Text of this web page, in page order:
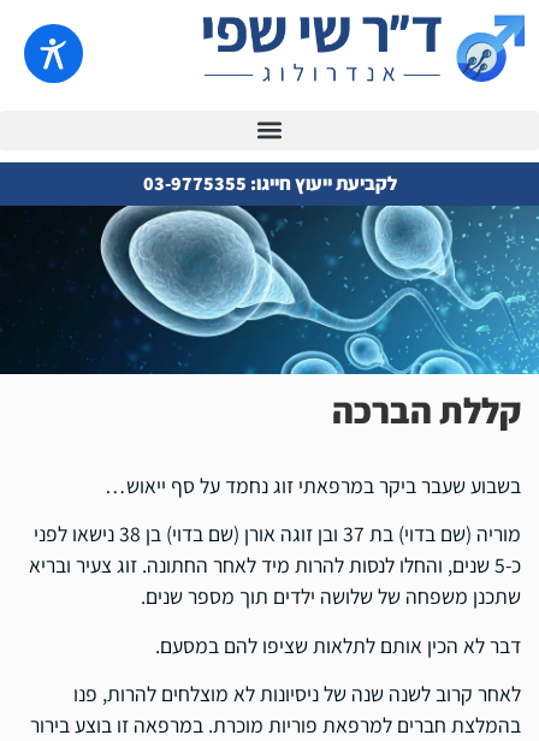
לקביעת ייעוץ חייגו: 03-9775355
קללת הברכה
בשבוע שעבר ביקר במרפאתי זוג נחמד על סף ייאוש…
מוריה (שם בדוי) בת 37 ובן זוגה אורן (שם בדוי) בן 38 נישאו לפני
כ-5 שנים, והחלו לנסות להרות מיד לאחר החתונה. זוג צעיר ובריא
שתכנן משפחה של שלושה ילדים תוך מספר שנים.
דבר לא הכין אותם לתלאות שציפו להם במסעם.
לאחר קרוב לשנה שנה של ניסיונות לא מוצלחים להרות, פנו
בהמלצת חברים למרפאת פוריות מוכרת. במרפאה זו בוצע בירור